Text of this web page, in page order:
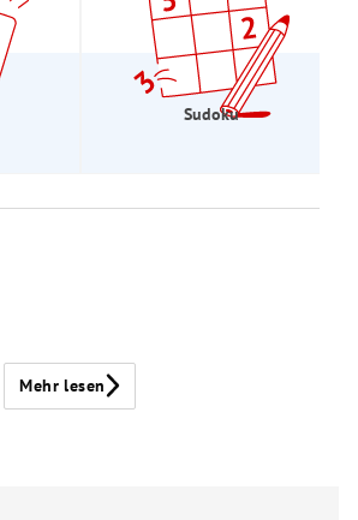
Sudoku
Mehr lesen